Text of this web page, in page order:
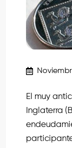
El muy
Inglaterra